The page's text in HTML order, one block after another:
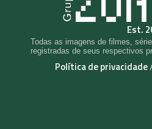
Est.
Todas as imagens de filmes,
registradas de seus respectivos
Política de privacidade